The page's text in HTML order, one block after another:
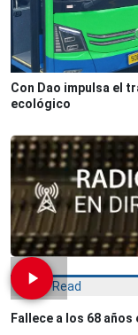
Con Dao impulsa el
ecológico
Most Read
Fallece a los 68